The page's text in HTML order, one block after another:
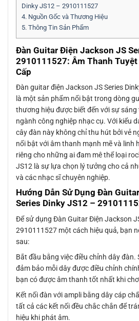
Dinky JS12 – 2910111527
4. Nguồn Gốc và Thương Hiệu
5. Thông Tin Sản Phẩm
Đàn Guitar Điện Jackson JS
2910111527: Âm Thanh
Cấp
Đàn guitar điện Jackson JS Series
là một sản phẩm nổi bật trong dòng
thương hiệu được biết đến với sự
ngành công nghiệp nhạc cụ. Với kiểu
cây đàn này không chỉ thu hút bởi vẻ
nổi bật với âm thanh mạnh mẽ và linh
riêng cho những ai đam mê thể loại
JS12 là sự lựa chọn lý tưởng cho cả
và các nhạc sĩ chuyên nghiệp.
Hướng Dẫn Sử Dụng Đàn
Series Dinky JS12 –
Để sử dụng Đàn Guitar Điện Jackson
2910111527 một cách hiệu quả, bạn
sau:
Bắt đầu bằng việc điều chỉnh dây đàn.
đảm bảo mỗi dây được điều chỉnh
bạn có được âm thanh tốt nhất khi
Kết nối đàn với ampli bằng dây cáp
tất cả các kết nối đều chắc chắn để
hiệu khi phát âm.